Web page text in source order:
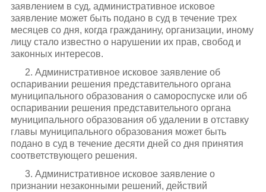
заявлением в суд, административное исковое
заявление может быть подано в суд в течение трех
месяцев со дня, когда гражданину, организации, иному
лицу стало известно о нарушении их прав, свобод и
законных интересов.
2. Административное исковое заявление об
оспаривании решения представительного органа
муниципального образования о самороспуске или об
оспаривании решения представительного органа
муниципального образования об удалении в отставку
главы муниципального образования может быть
подано в суд в течение десяти дней со дня принятия
соответствующего решения.
3. Административное исковое заявление о
признании незаконными решений, действий